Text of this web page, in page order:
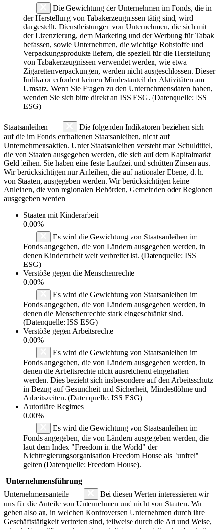
Die Gewichtung der Unternehmen im Fonds, die in
der Herstellung von Tabakerzeugnissen tätig sind, wird
dargestellt. Dienstleistungen von Unternehmen, die sich mit
der Lizenzierung, dem Marketing und der Werbung für Tabak
befassen, sowie Unternehmen, die wichtige Rohstoffe und
Verpackungsprodukte liefern, die speziell für die Herstellung
von Tabakerzeugnissen verwendet werden, wie etwa
Zigarettenverpackungen, werden nicht ausgeschlossen. Dieser
Indikator erfordert keinen Mindestanteil der Aktivitäten am
Umsatz. Wenn Sie Fragen zu den Unternehmensdaten haben,
wenden Sie sich bitte direkt an ISS ESG. (Datenquelle: ISS
ESG)
Staatsanleihen
Die folgenden Indikatoren beziehen sich
auf die im Fonds enthaltenen Staatsanleihen, nicht auf
Unternehmensaktien. Unter Staatsanleihen versteht man Schuldtitel,
die von Staaten ausgegeben werden, die sich auf dem Kapitalmarkt
Geld leihen. Sie haben eine feste Laufzeit und schütten Zinsen aus.
Wir berücksichtigen nur Anleihen, die auf nationaler Ebene, d. h.
von Staaten, ausgegeben werden. Wir berücksichtigen keine
Anleihen, die von regionalen Behörden, Gemeinden oder Regionen
ausgegeben werden.
Staaten mit Kinderarbeit
0.00%
Es wird die Gewichtung von Staatsanleihen im
Fonds angegeben, die von Ländern ausgegeben werden, in
denen Kinderarbeit weit verbreitet ist. (Datenquelle: ISS
ESG)
Verstöße gegen die Menschenrechte
0.00%
Es wird die Gewichtung von Staatsanleihen im
Fonds angegeben, die von Ländern ausgegeben werden, in
denen die Menschenrechte stark eingeschränkt sind.
(Datenquelle: ISS ESG)
Verstöße gegen Arbeitsrechte
0.00%
Es wird die Gewichtung von Staatsanleihen im
Fonds angegeben, die von Ländern ausgegeben werden, in
denen die Arbeitsrechte nicht ausreichend eingehalten
werden. Dies bezieht sich insbesondere auf den Arbeitsschutz
in Bezug auf Gesundheit und Sicherheit, Mindestlöhne und
Arbeitszeiten. (Datenquelle: ISS ESG)
Autoritäre Regimes
0.00%
Es wird die Gewichtung von Staatsanleihen im
Fonds angegeben, die von Ländern ausgegeben werden, die
laut dem Index "Freedom in the World" der
Nichtregierungsorganisation Freedom House als "unfrei"
gelten (Datenquelle: Freedom House).
Unternehmensführung
Unternehmensanteile
Bei diesen Werten interessieren wir
uns für die Anteile von Unternehmen und nicht von Staaten. Wir
geben also an, in welchen Kontroversen Unternehmen durch ihre
Geschäftstätigkeit vertreten sind, teilweise durch die Art und Weise,